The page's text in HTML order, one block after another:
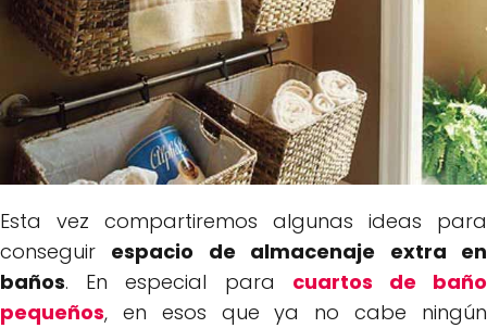
Esta vez compartiremos algunas ideas para
conseguir espacio de almacenaje extra en
baños. En especial para cuartos de baño
pequeños, en esos que ya no cabe ningún